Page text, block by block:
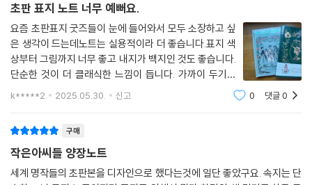
초판 표지 노트 너무 예뻐요.
요즘 초판표지 굿즈들이 눈에 들어와서 모두 소장하고 싶
은 생각이 드는데노트는 실용적이라 더 좋습니다.표지 색
상부터 그림까지 너무 좋고 내지가 백지인 것도 좋습니다.
단순한 것이 더 클래식한 느낌이 듭니다. 가까이 두기만
해도 기분이 좋아지는 효과가 있습니다.
k*****2 2025.05.30. 신고 0 댓글0
구매
작은아씨들 양장노트
세계 명작들의 초판본을 디자인으로 했다는것에 일단 좋았구요. 속지는 단